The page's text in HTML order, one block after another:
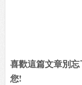
喜歡這篇文章別
您!